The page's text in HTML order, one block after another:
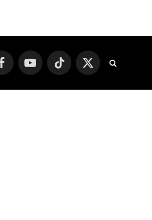
FacebookYouTube TikTok
X
(Twitter)